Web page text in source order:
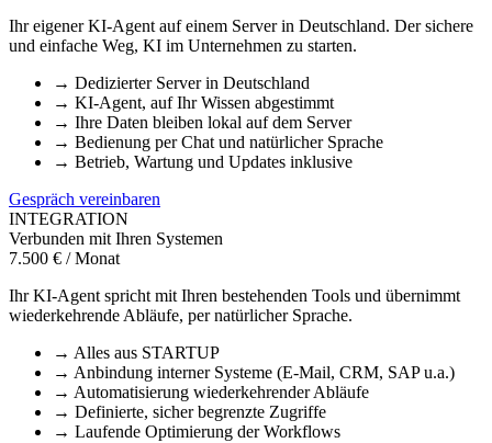
Ihr eigener KI-Agent auf einem Server in Deutschland. Der sichere
und einfache Weg, KI im Unternehmen zu starten.
→ Dedizierter Server in Deutschland
→ KI-Agent, auf Ihr Wissen abgestimmt
→ Ihre Daten bleiben lokal auf dem Server
→ Bedienung per Chat und natürlicher Sprache
→ Betrieb, Wartung und Updates inklusive
Gespräch vereinbaren
INTEGRATION
Verbunden mit Ihren Systemen
7.500 € / Monat
Ihr KI-Agent spricht mit Ihren bestehenden Tools und übernimmt
wiederkehrende Abläufe, per natürlicher Sprache.
→ Alles aus STARTUP
→ Anbindung interner Systeme (E-Mail, CRM, SAP u.a.)
→ Automatisierung wiederkehrender Abläufe
→ Definierte, sicher begrenzte Zugriffe
→ Laufende Optimierung der Workflows